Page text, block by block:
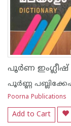
പൂര്‍ണ്ണ
Poorna Publications
Add to Cart